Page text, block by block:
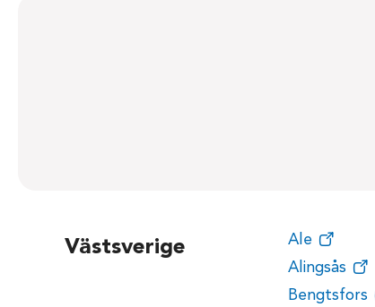
Västsverige
Ale
Alingsås
Bengtsfors